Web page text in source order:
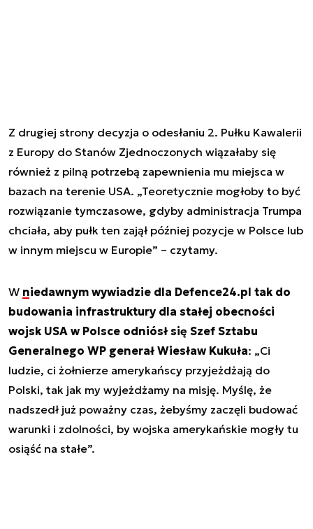
Z drugiej strony decyzja o odesłaniu 2. Pułku Kawalerii
z Europy do Stanów Zjednoczonych wiązałaby się
również z pilną potrzebą zapewnienia mu miejsca w
bazach na terenie USA. „Teoretycznie mogłoby to być
rozwiązanie tymczasowe, gdyby administracja Trumpa
chciała, aby pułk ten zajął później pozycje w Polsce lub
w innym miejscu w Europie” – czytamy.
W niedawnym wywiadzie dla Defence24.pl tak do
budowania infrastruktury dla stałej obecności
wojsk USA w Polsce odniósł się Szef Sztabu
Generalnego WP generał Wiesław Kukuła: „Ci
ludzie, ci żołnierze amerykańscy przyjeżdżają do
Polski, tak jak my wyjeżdżamy na misję. Myślę, że
nadszedł już poważny czas, żebyśmy zaczęli budować
warunki i zdolności, by wojska amerykańskie mogły tu
osiąść na stałe”.